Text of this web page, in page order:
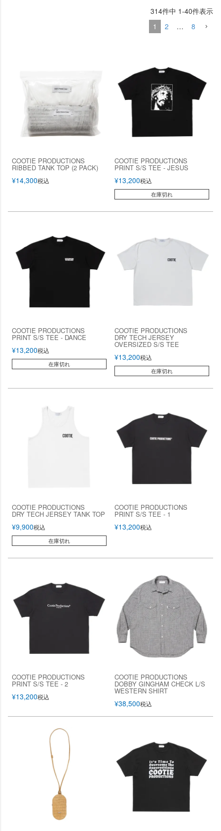
314件中 1-40件表示
1
2 … 8
COOTIE PRODUCTIONS
RIBBED TANK TOP (2 PACK)
¥14,300税込
COOTIE PRODUCTIONS
PRINT S/S TEE - JESUS
¥13,200税込
在庫切れ
COOTIE PRODUCTIONS
PRINT S/S TEE - DANCE
¥13,200税込
在庫切れ
COOTIE PRODUCTIONS
DRY TECH JERSEY
OVERSIZED S/S TEE
¥13,200税込
在庫切れ
COOTIE PRODUCTIONS
DRY TECH JERSEY TANK TOP
¥9,900税込
在庫切れ
COOTIE PRODUCTIONS
PRINT S/S TEE - 1
¥13,200税込
COOTIE PRODUCTIONS
PRINT S/S TEE - 2
¥13,200税込
COOTIE PRODUCTIONS
DOBBY GINGHAM CHECK L/S
WESTERN SHIRT
¥38,500税込